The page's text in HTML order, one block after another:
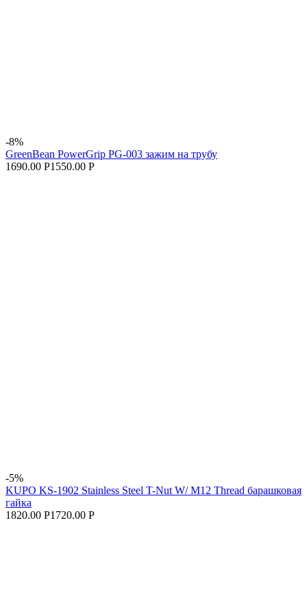
-8%
GreenBean PowerGrip PG-003 зажим на трубу
1690.00 Р1550.00 Р
-5%
KUPO KS-1902 Stainless Steel T-Nut W/ M12 Thread барашковая
гайка
1820.00 Р1720.00 Р